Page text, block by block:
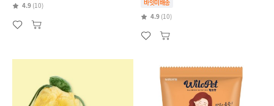
4.9 (10)
바잇미배송
4.9 (10)